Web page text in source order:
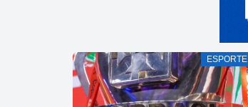
ESPORTE